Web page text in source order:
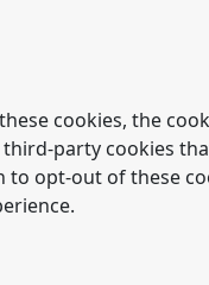
cookies, the
party cookies
opt-out of these